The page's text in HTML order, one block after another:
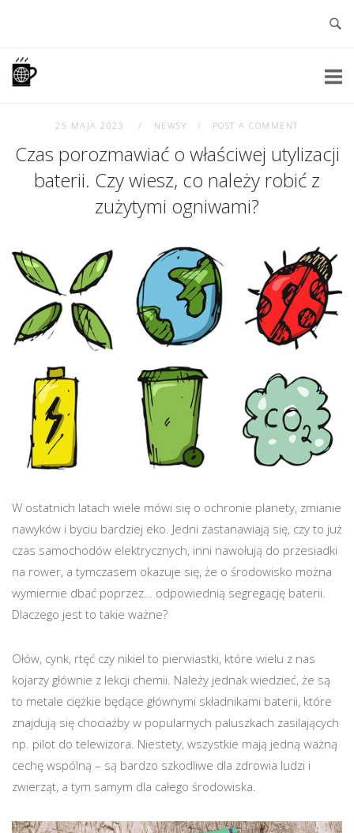
content
Home
25 MAJA 2023 NEWSY POST A COMMENT
Czas porozmawiać o właściwej utylizacji
baterii. Czy wiesz, co należy robić z
zużytymi ogniwami?
W ostatnich latach wiele mówi się o ochronie planety, zmianie
nawyków i byciu bardziej eko. Jedni zastanawiają się, czy to już
czas samochodów elektrycznych, inni nawołują do przesiadki
na rower, a tymczasem okazuje się, że o środowisko można
wymiernie dbać poprzez… odpowiednią segregację baterii.
Dlaczego jest to takie ważne?
Ołów, cynk, rtęć czy nikiel to pierwiastki, które wielu z nas
kojarzy głównie z lekcji chemii. Należy jednak wiedzieć, że są
to metale ciężkie będące głównymi składnikami baterii, które
znajdują się chociażby w popularnych paluszkach zasilających
np. pilot do telewizora. Niestety, wszystkie mają jedną ważną
cechę wspólną – są bardzo szkodliwe dla zdrowia ludzi i
zwierząt, a tym samym dla całego środowiska.